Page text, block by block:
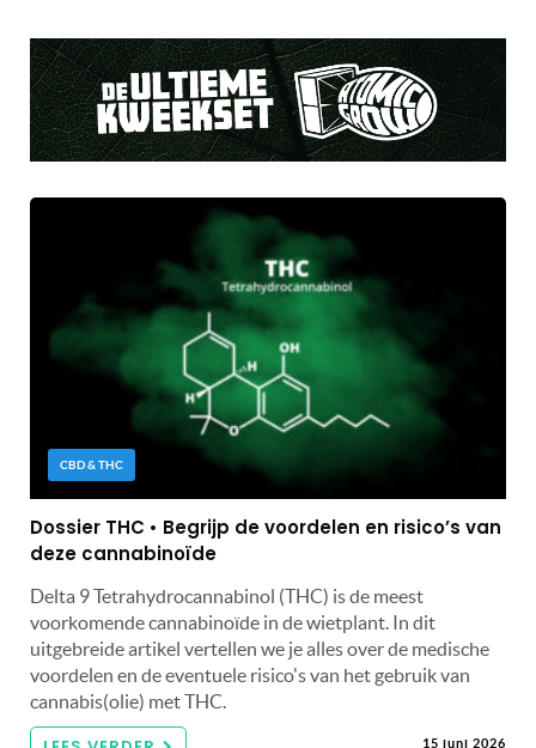
CBD & THC
Dossier THC • Begrijp de voordelen en risico’s van
deze cannabinoïde
Delta 9 Tetrahydrocannabinol (THC) is de meest
voorkomende cannabinoïde in de wietplant. In dit
uitgebreide artikel vertellen we je alles over de medische
voordelen en de eventuele risico's van het gebruik van
cannabis(olie) met THC.
15 juni 2026